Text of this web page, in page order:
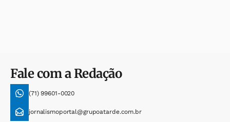
Fale com a Redação
(71) 99601-0020
jornalismoportal@grupoatarde.com.br